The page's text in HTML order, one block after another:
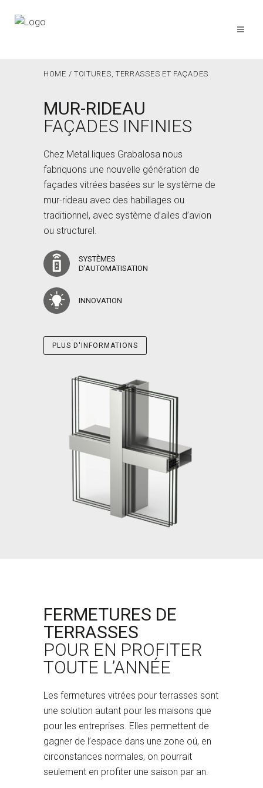
HOME / TOITURES, TERRASSES ET FAÇADES
MUR-RIDEAU
FAÇADES INFINIES
Chez Metal.liques Grabalosa nous
fabriquons une nouvelle génération de
façades vitrées basées sur le système de
mur-rideau avec des habillages ou
traditionnel, avec système d’ailes d’avion
ou structurel.
SYSTÈMES
D’AUTOMATISATION
INNOVATION
PLUS D'INFORMATIONS
FERMETURES DE
TERRASSES
POUR EN PROFITER
TOUTE L’ANNÉE
Les fermetures vitrées pour terrasses sont
une solution autant pour les maisons que
pour les entreprises. Elles permettent de
gagner de l’espace dans une zone oú, en
circonstances normales, on pourrait
seulement en profiter une saison par an.